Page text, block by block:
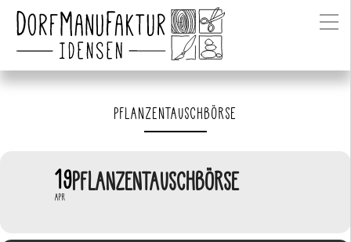
PFLANZENTAUSCHBÖRSE
19
APR
PFLANZENTAUSCHBÖRSE